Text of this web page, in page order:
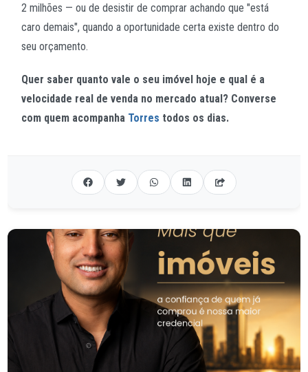
2 milhões — ou de desistir de comprar achando que "está
caro demais", quando a oportunidade certa existe dentro do
seu orçamento.
Quer saber quanto vale o seu imóvel hoje e qual é a
velocidade real de venda no mercado atual? Converse
com quem acompanha Torres todos os dias.